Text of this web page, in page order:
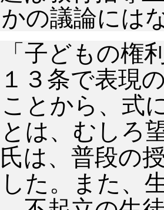
の議論には
子どもの権
３条で表現
とから、式
は、むしろ
は、普段の
た。また、